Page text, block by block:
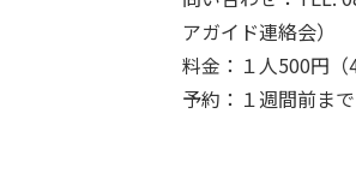
アガイド連絡会）
料金：１人500円
予約：１週間前まで